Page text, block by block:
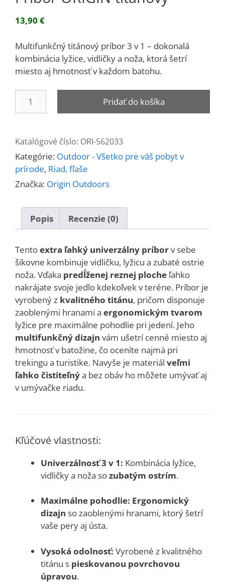
13,90 €
Multifunkčný titánový príbor 3 v 1 – dokonalá
kombinácia lyžice, vidličky a noža, ktorá šetrí
miesto aj hmotnosť v každom batohu.
Príbor
Pridať do košíka
Katalógové číslo: ORI-562033
Kategórie: Outdoor - Všetko pre váš pobyt v
prírode, Riad, fľaše
Značka: Origin Outdoors
Popis Recenzie (0)
Tentoextra ľahký univerzálny príborv sebe
šikovne kombinuje vidličku, lyžicu a zubaté ostrie
noža. Vďaka predĺženej reznej ploche ľahko
nakrájate svoje jedlo kdekoľvek v teréne. Príbor je
vyrobený z kvalitného titánu, pričom disponuje
zaoblenými hranami a ergonomickým tvarom
lyžice pre maximálne pohodlie pri jedení. Jeho
multifunkčný dizajn vám ušetrí cenné miesto aj
hmotnosť v batožine, čo oceníte najmä pri
trekingu a turistike. Navyše je materiál veľmi
ľahko čistiteľnýa bez obáv ho môžete umývať aj
v umývačke riadu.
Kľúčové vlastnosti:
Univerzálnosť 3 v 1: Kombinácia lyžice,
vidličky a noža sozubatým ostrím.
Maximálne pohodlie: Ergonomický
dizajn so zaoblenými hranami, ktorý šetrí
vaše pery aj ústa.
Vysoká odolnosť: Vyrobené z kvalitného
titánu s pieskovanou povrchovou
úpravou.